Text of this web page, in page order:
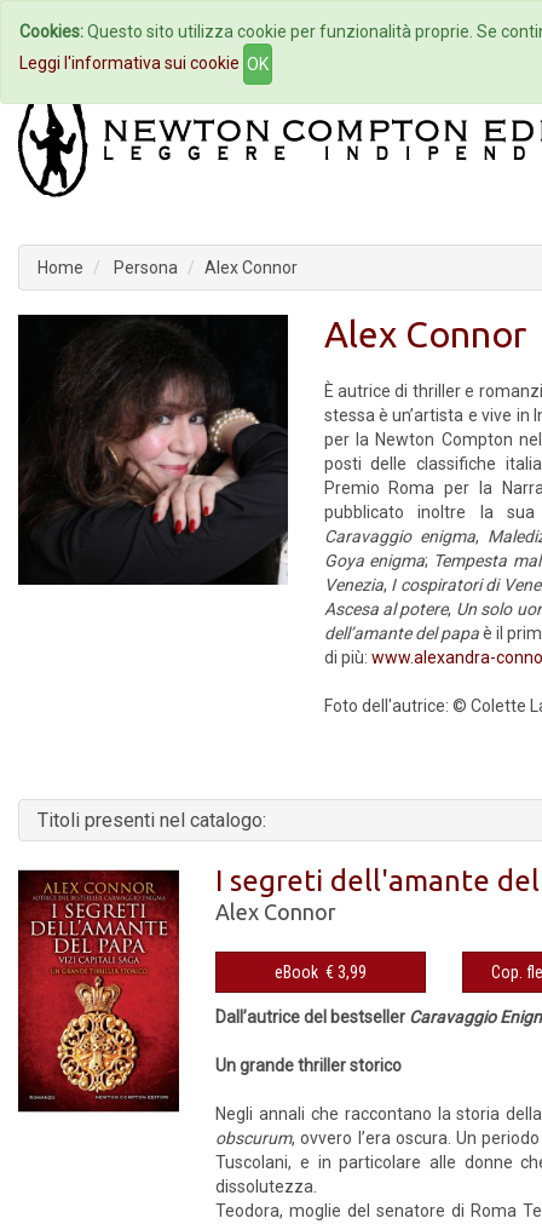
Home Autori Eventi
Home Persona Alex Connor
Alex Connor
È autrice di thriller e
stessa è un’artista e vive in
per la Newton Compton
posti delle classifiche
Premio Roma per la
pubblicato inoltre la
Caravaggio enigma,
Goya enigma; Tempesta
Venezia, I cospiratori di
Ascesa al potere, Un solo
dell’amante del papaè il
di più: www.alexandra-
Foto dell'autrice: © Colette
Titoli presenti nel catalogo:
I segreti dell'amante
Alex Connor
eBook € 3,99
Dall’autrice del bestseller Caravaggio
Un grande thriller storico
Negli annali che raccontano la storia
obscurum, ovvero l’era oscura. Un
Tuscolani, e in particolare alle donne
dissolutezza.
Teodora, moglie del senatore di Roma
Cookies:Questo sito utilizza cookie per funzionalità proprie. Se
Leggi l'informativa sui cookie OK